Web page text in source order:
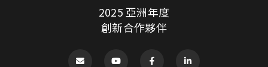
2025 亞洲年度
創新合作夥伴